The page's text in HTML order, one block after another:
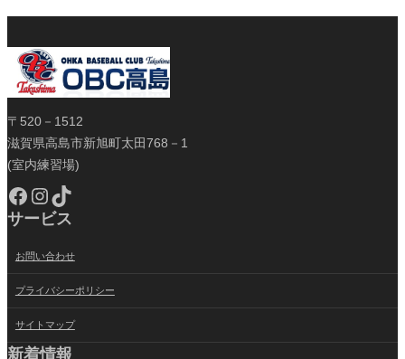
〒520－1512
滋賀県高島市新旭町太田768－1
(室内練習場)
Facebook Instagram TikTok
サービス
お問い合わせ
プライバシーポリシー
サイトマップ
新着情報